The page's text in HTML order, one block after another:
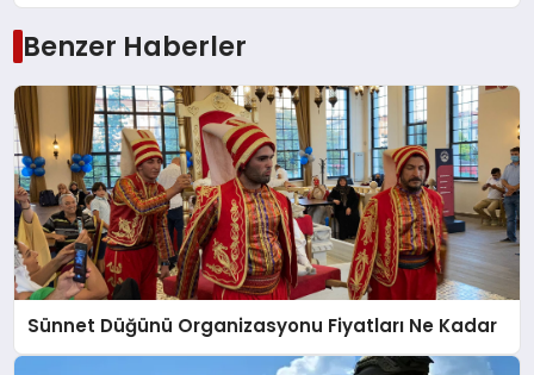
Benzer Haberler
Sünnet Düğünü Organizasyonu Fiyatları Ne Kadar